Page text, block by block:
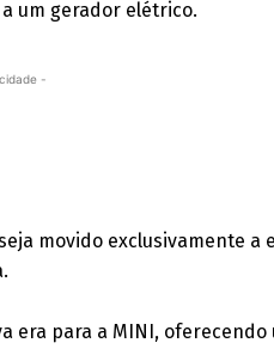
um gerador elétrico.
-
movido exclusivamente a
era para a MINI,